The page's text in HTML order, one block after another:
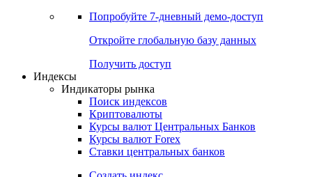
Попробуйте 7-дневный демо-доступ
Откройте глобальную базу данных
Получить доступ
Индексы
Индикаторы рынка
Поиск индексов
Криптовалюты
Курсы валют Центральных Банков
Курсы валют Forex
Ставки центральных банков